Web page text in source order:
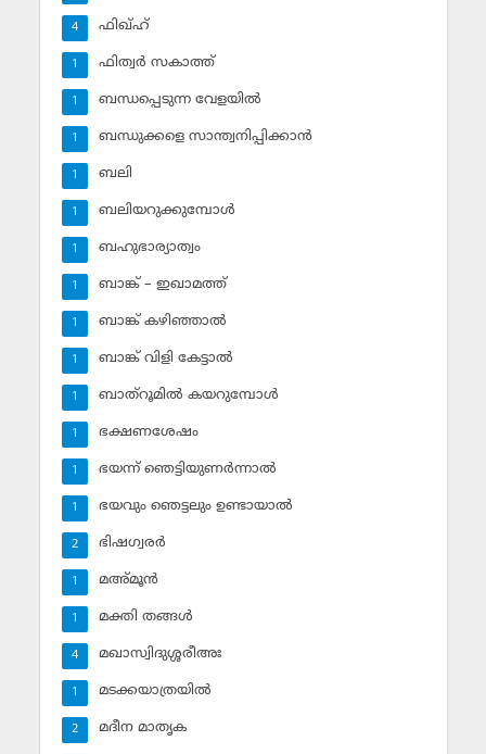
ഫിഖ്ഹ്‌
4
ഫിത്വര്‍ സകാത്ത്‌
1
ബന്ധപ്പെടുന്ന വേളയില്‍
1
ബന്ധുക്കളെ സാന്ത്വനിപ്പിക്കാന്‍
1
ബലി
1
ബലിയറുക്കുമ്പോള്‍
1
ബഹുഭാര്യാത്വം
1
ബാങ്ക് – ഇഖാമത്ത്
1
ബാങ്ക് കഴിഞ്ഞാല്‍
1
ബാങ്ക് വിളി കേട്ടാല്‍
1
ബാത്‌റൂമില്‍ കയറുമ്പോള്‍
1
ഭക്ഷണശേഷം
1
ഭയന്ന് ഞെട്ടിയുണര്‍ന്നാല്‍
1
ഭയവും ഞെട്ടലും ഉണ്ടായാല്‍
1
ഭിഷഗ്വരര്‍
2
മഅ്മൂന്‍
1
മക്തി തങ്ങള്‍
1
മഖാസ്വിദുശ്ശരീഅഃ
4
മടക്കയാത്രയില്‍
1
മദീന മാതൃക
2